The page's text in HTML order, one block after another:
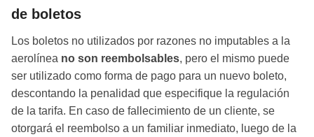
de boletos
Los boletos no utilizados por razones no imputables a la
aerolínea no son reembolsables, pero el mismo puede
ser utilizado como forma de pago para un nuevo boleto,
descontando la penalidad que especifique la regulación
de la tarifa. En caso de fallecimiento de un cliente, se
otorgará el reembolso a un familiar inmediato, luego de la